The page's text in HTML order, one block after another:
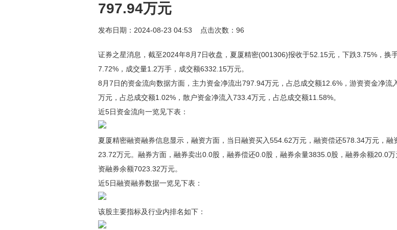
797.94万元
发布日期：2024-08-23 04:53 点击次数：96
证券之星消息，截至2024年8月7日收盘，夏厦精密(001306)报收于52.15元，下跌3.75%，换
7.72%，成交量1.2万手，成交额6332.15万元。
8月7日的资金流向数据方面，主力资金净流出797.94万元，占总成交额12.6%，游资资金净流
万元，占总成交额1.02%，散户资金净流入733.4万元，占总成交额11.58%。
近5日资金流向一览见下表：
夏厦精密融资融券信息显示，融资方面，当日融资买入554.62万元，融资偿还578.34万元，融
23.72万元。融券方面，融券卖出0.0股，融券偿还0.0股，融券余量3835.0股，融券余额20.0万
资融券余额7023.32万元。
近5日融资融券数据一览见下表：
该股主要指标及行业内排名如下：